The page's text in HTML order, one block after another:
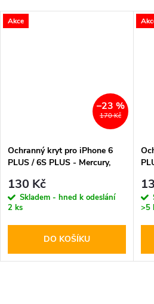
Akce
170 Kč
–23 %
Ochranný kryt pro iPhone 6
PLUS / 6S PLUS - Mercury,
130 Kč
Skladem - hned k odeslání
2 ks
DO KOŠÍKU
>5